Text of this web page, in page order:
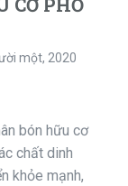
một, 2020
bón hữu cơ
chất dinh
khỏe mạnh,